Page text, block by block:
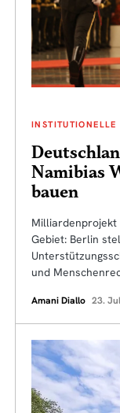
INSTITUTIONELLE
Namibias
bauen
Milliardenprojekt
Gebiet: Berlin
und
Amani Diallo 23.